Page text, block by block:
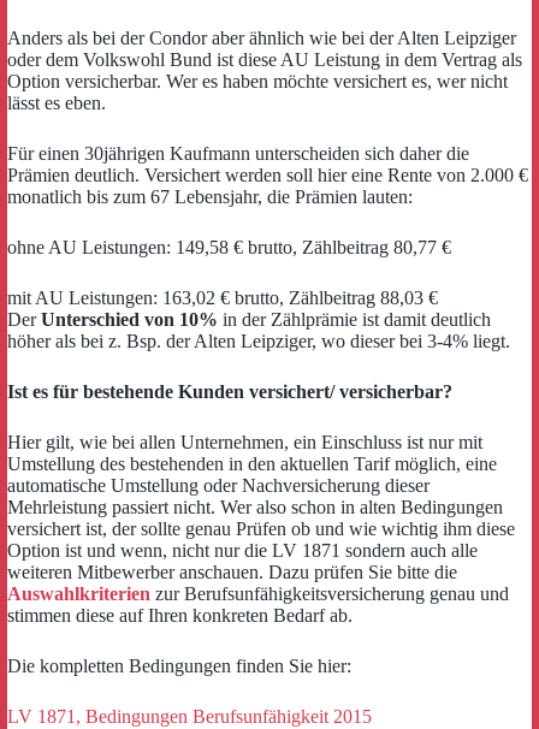
Anders als bei der Condor aber ähnlich wie bei der Alten Leipziger
oder dem Volkswohl Bund ist diese AU Leistung in dem Vertrag als
Option versicherbar. Wer es haben möchte versichert es, wer nicht
lässt es eben.
Für einen 30jährigen Kaufmann unterscheiden sich daher die
Prämien deutlich. Versichert werden soll hier eine Rente von 2.000 €
monatlich bis zum 67 Lebensjahr, die Prämien lauten:
ohne AU Leistungen: 149,58 € brutto, Zählbeitrag 80,77 €
mit AU Leistungen: 163,02 € brutto, Zählbeitrag 88,03 €
DerUnterschied von 10% in der Zählprämie ist damit deutlich
höher als bei z. Bsp. der Alten Leipziger, wo dieser bei 3-4% liegt.
Ist es für bestehende Kunden versichert/ versicherbar?
Hier gilt, wie bei allen Unternehmen, ein Einschluss ist nur mit
Umstellung des bestehenden in den aktuellen Tarif möglich, eine
automatische Umstellung oder Nachversicherung dieser
Mehrleistung passiert nicht. Wer also schon in alten Bedingungen
versichert ist, der sollte genau Prüfen ob und wie wichtig ihm diese
Option ist und wenn, nicht nur die LV 1871 sondern auch alle
weiteren Mitbewerber anschauen. Dazu prüfen Sie bitte die
Auswahlkriterien zur Berufsunfähigkeitsversicherung genau und
stimmen diese auf Ihren konkreten Bedarf ab.
Die kompletten Bedingungen finden Sie hier:
LV 1871, Bedingungen Berufsunfähigkeit 2015